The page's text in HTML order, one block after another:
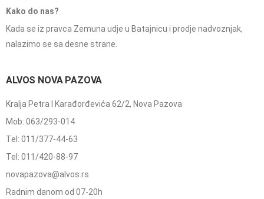
Kako do nas?
Kada se iz pravca Zemuna udje u Batajnicu i prodje nadvoznjak,
nalazimo se sa desne strane.
ALVOS NOVA PAZOVA
Kralja Petra I Karađorđevića 62/2, Nova Pazova
Mob: 063/293-014
Tel: 011/377-44-63
Tel: 011/420-88-97
novapazova@alvos.rs
Radnim danom od 07-20h